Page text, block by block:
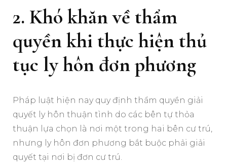
2. Khó khăn về thẩm
quyền khi thực hiện thủ
tục ly hôn đơn phương
Pháp luật hiện nay quy định thẩm quyền giải
quyết ly hôn thuận tình do các bên tự thỏa
thuận lựa chọn là nơi một trong hai bên cư trú,
nhưng ly hôn đơn phương bắt buộc phải giải
quyết tại nơi bị đơn cư trú.